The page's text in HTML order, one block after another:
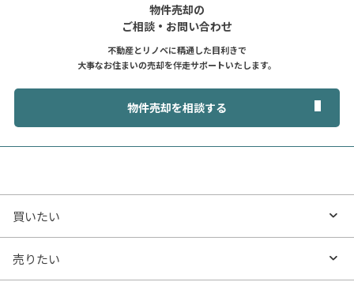
物件売却の
ご相談・お問い合わせ
不動産とリノベに精通した目利きで
大事なお住まいの売却を伴走サポートいたします。
物件売却を相談する
買いたい
買いたいTOP
売りたい